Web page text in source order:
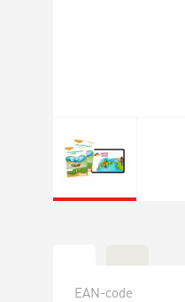
EAN-code